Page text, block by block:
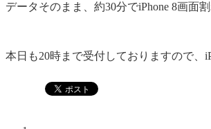
データそのまま、約30分でiPhone 8画面
本日も20時まで受付しておりますので、